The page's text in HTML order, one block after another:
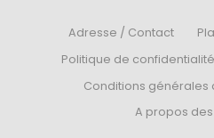
Adresse / Contact
Politique de confidentialité
Conditions générales
A propos